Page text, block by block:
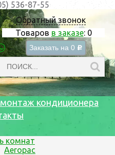
Обратный звонок
Товаров в заказе: 0
Заказать на 0 c
536-87-55
монтаж кондиционера
комнат
Aeropac